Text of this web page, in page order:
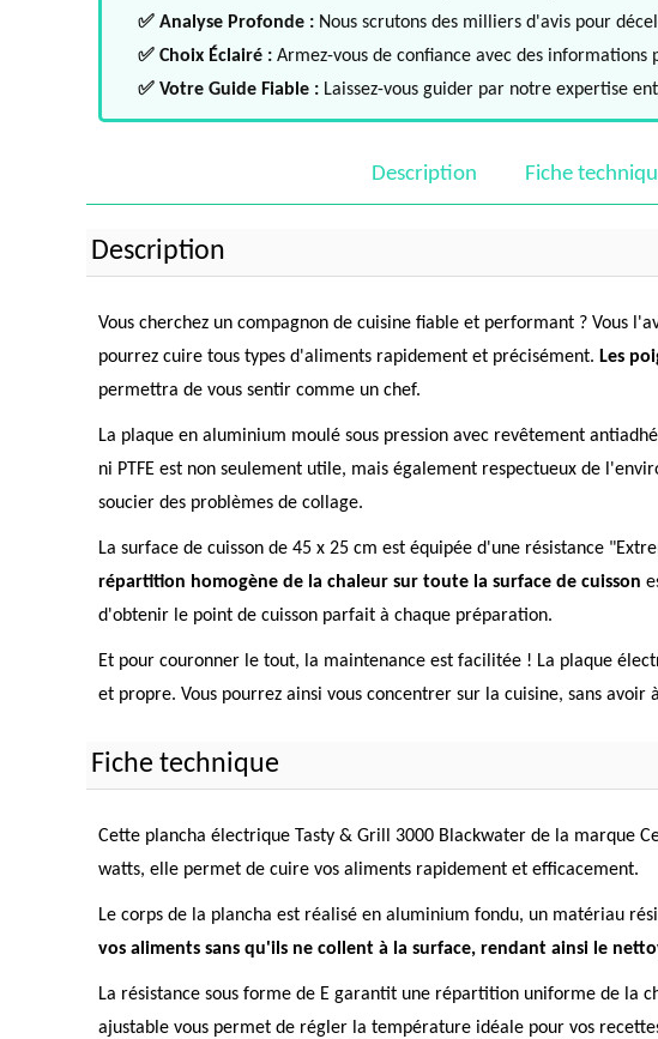
✅ Analyse Profonde : Nous scrutons des milliers d'avis pour
✅ Choix Éclairé : Armez-vous de confiance avec des
✅ Votre Guide Fiable : Laissez-vous guider par notre expertise
Description Fiche
Description
Vous cherchez un compagnon de cuisine fiable et performant ? Vous
pourrez cuire tous types d'aliments rapidement et précisément. Les
permettra de vous sentir comme un chef.
La plaque en aluminium moulé sous pression avec revêtement
ni PTFE est non seulement utile, mais également respectueux de
soucier des problèmes de collage.
La surface de cuisson de 45 x 25 cm est équipée d'une résistance
répartition homogène de la chaleur sur toute la surface de cuisson
d'obtenir le point de cuisson parfait à chaque préparation.
Et pour couronner le tout, la maintenance est facilitée ! La plaque
et propre. Vous pourrez ainsi vous concentrer sur la cuisine, sans
Fiche technique
Cette plancha électrique Tasty & Grill 3000 Blackwater de la marque
watts, elle permet de cuire vos aliments rapidement et efficacement.
Le corps de la plancha est réalisé en aluminium fondu, un matériau
vos aliments sans qu'ils ne collent à la surface, rendant ainsi le
La résistance sous forme de E garantit une répartition uniforme de la
ajustable vous permet de régler la température idéale pour vos